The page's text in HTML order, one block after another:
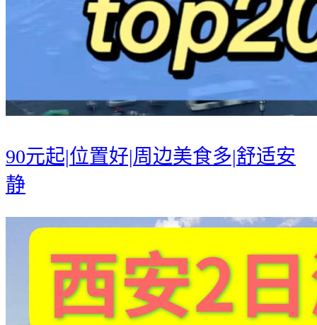
90元起|位置好|周边美食多|舒适安
静